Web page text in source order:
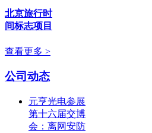
北京旅行时
间标志项目
查看更多 >
公司动态
元亨光电参展
第十六届交博
会：离网安防